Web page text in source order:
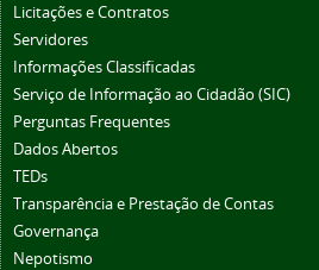
Licitações e Contratos
Servidores
Informações Classificadas
Serviço de Informação ao Cidadão (SIC)
Perguntas Frequentes
Dados Abertos
TEDs
Transparência e Prestação de Contas
Governança
Nepotismo